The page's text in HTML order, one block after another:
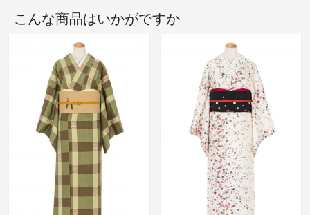
こんな商品はいかがですか